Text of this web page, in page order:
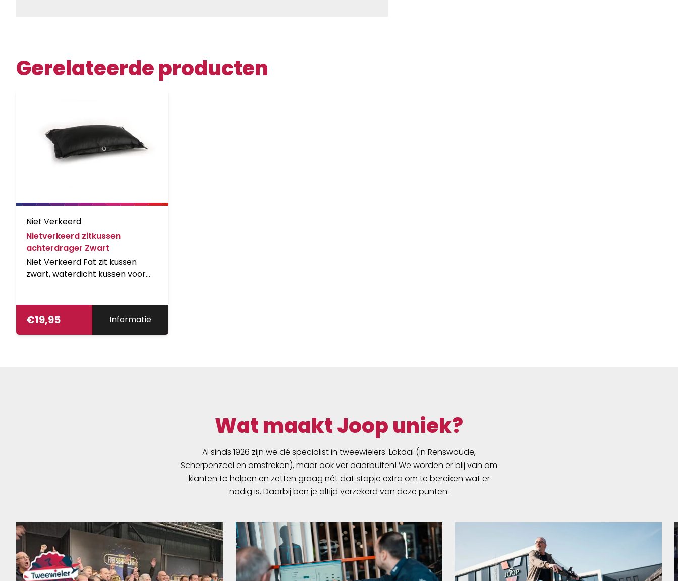
Gerelateerde producten
Niet Verkeerd
Nietverkeerd zitkussen
achterdrager Zwart
Niet Verkeerd Fat zit kussen
zwart, waterdicht kussen voor
€19,95 Informatie
Wat maakt Joop uniek?
Al sinds 1926 zijn we dé specialist in tweewielers. Lokaal (in Renswoude,
Scherpenzeel en omstreken), maar ook ver daarbuiten! We worden er blij van om
klanten te helpen en zetten graag nét dat stapje extra om te bereiken wat er
nodig is. Daarbij ben je altijd verzekerd van deze punten: